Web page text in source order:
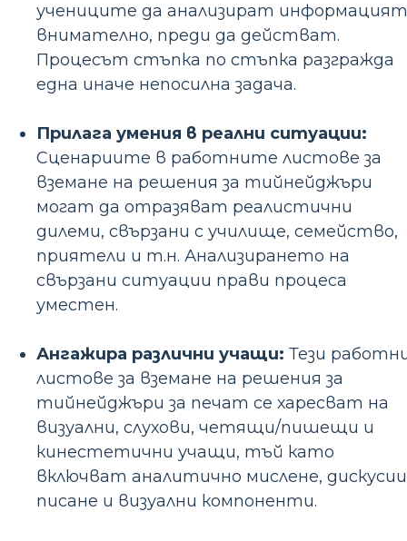
учениците да анализират
внимателно, преди да действат.
Процесът стъпка по стъпка разгражда
една иначе непосилна задача.
Прилага умения в реални ситуации:
Сценариите в работните листове за
вземане на решения за тийнейджъри
могат да отразяват реалистични
дилеми, свързани с училище, семейство,
приятели и т.н. Анализирането на
свързани ситуации прави процеса
уместен.
Ангажира различни учащи: Тези
листове за вземане на решения за
тийнейджъри за печат се харесват на
визуални, слухови, четящи/пишещи и
кинестетични учащи, тъй като
включват аналитично мислене,
писане и визуални компоненти.